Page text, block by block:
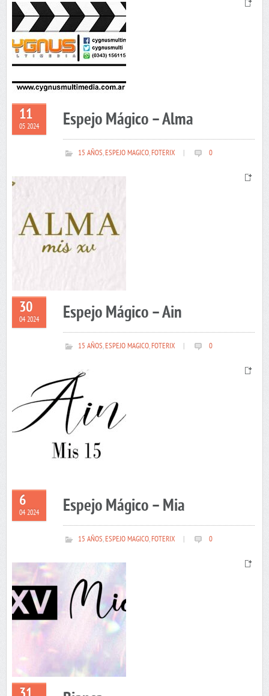
11
05 2024 Espejo Mágico – Alma
15 AÑOS,ESPEJO MAGICO,FOTERIX 0
30
04 2024 Espejo Mágico – Ain
15 AÑOS,ESPEJO MAGICO,FOTERIX 0
6
04 2024 Espejo Mágico – Mia
15 AÑOS,ESPEJO MAGICO,FOTERIX 0